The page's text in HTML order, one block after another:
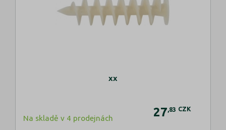
xx
Na skladě v 4 prodejnách 27 ,83 CZK